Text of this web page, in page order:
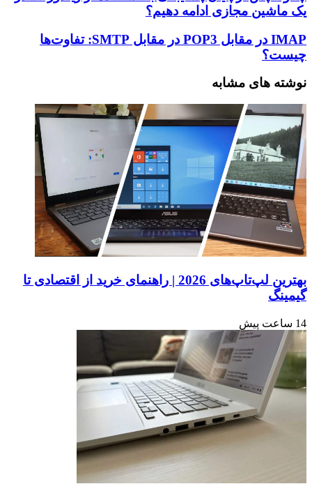
وارد
کنید
پس
از
پایان
پشتیبانی
به
از
10
در
یک
ماشین
مجازی
ادامه
دهیم؟
یک ماشین مجازی ادامه دهیم؟
IMAP
در
مقابل
POP3
در
مقابل
SMTP:
تفاوت‌ها
چیست؟
IMAP در مقابل POP3 در مقابل SMTP: تفاوت‌ها
چیست؟
نوشته های مشابه
بهترین لپ‌تاپ‌های 2026 | راهنمای خرید از اقتصادی تا
گیمینگ
14 ساعت پیش